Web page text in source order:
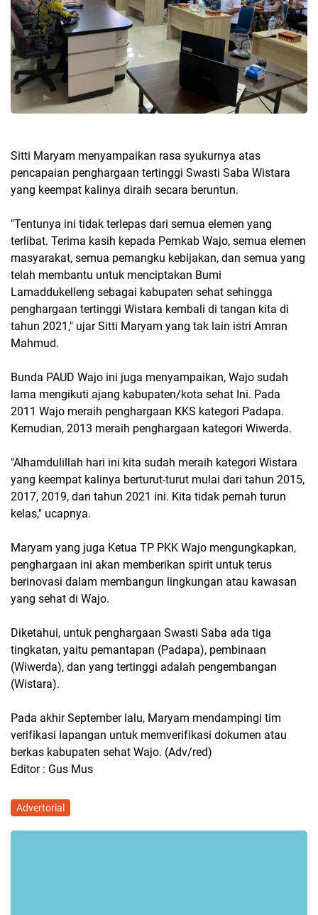
Sitti Maryam menyampaikan rasa syukurnya atas
pencapaian penghargaan tertinggi Swasti Saba Wistara
yang keempat kalinya diraih secara beruntun.
"Tentunya ini tidak terlepas dari semua elemen yang
terlibat. Terima kasih kepada Pemkab Wajo, semua elemen
masyarakat, semua pemangku kebijakan, dan semua yang
telah membantu untuk menciptakan Bumi
Lamaddukelleng sebagai kabupaten sehat sehingga
penghargaan tertinggi Wistara kembali di tangan kita di
tahun 2021," ujar Sitti Maryam yang tak lain istri Amran
Mahmud.
Bunda PAUD Wajo ini juga menyampaikan, Wajo sudah
lama mengikuti ajang kabupaten/kota sehat Ini. Pada
2011 Wajo meraih penghargaan KKS kategori Padapa.
Kemudian, 2013 meraih penghargaan kategori Wiwerda.
"Alhamdulillah hari ini kita sudah meraih kategori Wistara
yang keempat kalinya berturut-turut mulai dari tahun 2015,
2017, 2019, dan tahun 2021 ini. Kita tidak pernah turun
kelas," ucapnya.
Maryam yang juga Ketua TP PKK Wajo mengungkapkan,
penghargaan ini akan memberikan spirit untuk terus
berinovasi dalam membangun lingkungan atau kawasan
yang sehat di Wajo.
Diketahui, untuk penghargaan Swasti Saba ada tiga
tingkatan, yaitu pemantapan (Padapa), pembinaan
(Wiwerda), dan yang tertinggi adalah pengembangan
(Wistara).
Pada akhir September lalu, Maryam mendampingi tim
verifikasi lapangan untuk memverifikasi dokumen atau
berkas kabupaten sehat Wajo. (Adv/red)
Editor : Gus Mus
Advertorial